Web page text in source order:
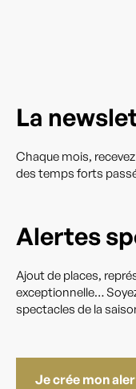
La
Chaque mois,
des temps forts
Alertes
Ajout de places,
exceptionnelle…
spectacles de la
Je crée mon